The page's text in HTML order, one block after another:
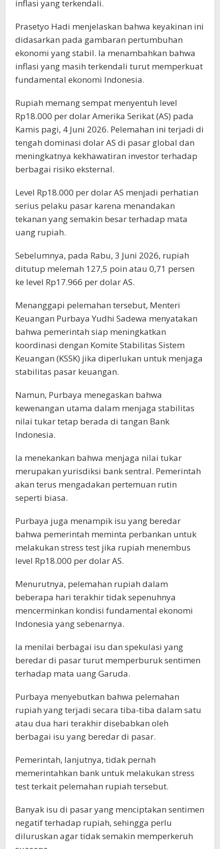
inflasi yang terkendali.
Prasetyo Hadi menjelaskan bahwa keyakinan ini
didasarkan pada gambaran pertumbuhan
ekonomi yang stabil. Ia menambahkan bahwa
inflasi yang masih terkendali turut memperkuat
fundamental ekonomi Indonesia.
Rupiah memang sempat menyentuh level
Rp18.000 per dolar Amerika Serikat (AS) pada
Kamis pagi, 4 Juni 2026. Pelemahan ini terjadi di
tengah dominasi dolar AS di pasar global dan
meningkatnya kekhawatiran investor terhadap
berbagai risiko eksternal.
Level Rp18.000 per dolar AS menjadi perhatian
serius pelaku pasar karena menandakan
tekanan yang semakin besar terhadap mata
uang rupiah.
Sebelumnya, pada Rabu, 3 Juni 2026, rupiah
ditutup melemah 127,5 poin atau 0,71 persen
ke level Rp17.966 per dolar AS.
Menanggapi pelemahan tersebut, Menteri
Keuangan Purbaya Yudhi Sadewa menyatakan
bahwa pemerintah siap meningkatkan
koordinasi dengan Komite Stabilitas Sistem
Keuangan (KSSK) jika diperlukan untuk menjaga
stabilitas pasar keuangan.
Namun, Purbaya menegaskan bahwa
kewenangan utama dalam menjaga stabilitas
nilai tukar tetap berada di tangan Bank
Indonesia.
Ia menekankan bahwa menjaga nilai tukar
merupakan yurisdiksi bank sentral. Pemerintah
akan terus mengadakan pertemuan rutin
seperti biasa.
Purbaya juga menampik isu yang beredar
bahwa pemerintah meminta perbankan untuk
melakukan stress test jika rupiah menembus
level Rp18.000 per dolar AS.
Menurutnya, pelemahan rupiah dalam
beberapa hari terakhir tidak sepenuhnya
mencerminkan kondisi fundamental ekonomi
Indonesia yang sebenarnya.
Ia menilai berbagai isu dan spekulasi yang
beredar di pasar turut memperburuk sentimen
terhadap mata uang Garuda.
Purbaya menyebutkan bahwa pelemahan
rupiah yang terjadi secara tiba-tiba dalam satu
atau dua hari terakhir disebabkan oleh
berbagai isu yang beredar di pasar.
Pemerintah, lanjutnya, tidak pernah
memerintahkan bank untuk melakukan stress
test terkait pelemahan rupiah tersebut.
Banyak isu di pasar yang menciptakan sentimen
negatif terhadap rupiah, sehingga perlu
diluruskan agar tidak semakin memperkeruh